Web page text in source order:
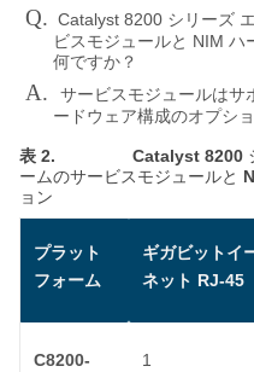
Q. Catalyst 8200 シリーズ
ビスモジュールと NIM ハ
何ですか？
A. サービスモジュールはサ
ードウェア構成のオプシ
表 2. Catalyst 8200
ームのサービスモジュールと
ョン
プラット
フォーム
ギガビットイ
ネット RJ-45
C8200-
1